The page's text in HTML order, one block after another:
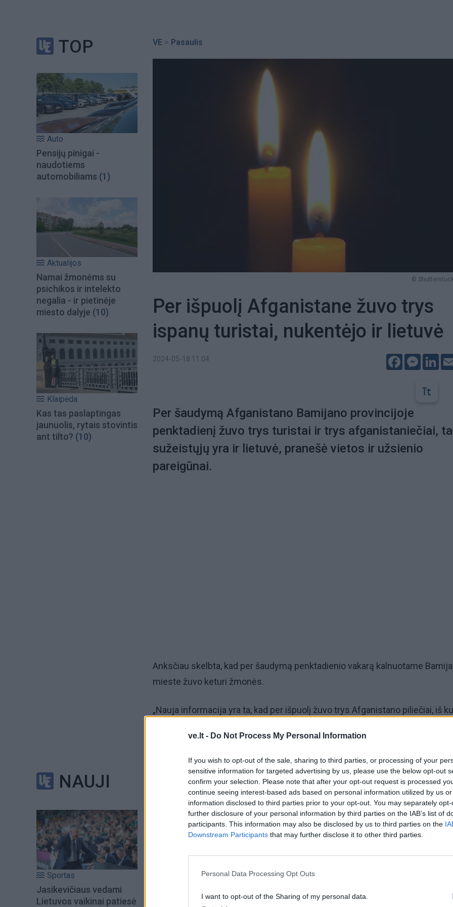
ve.lt - Do Not Process My Personal Information
If you wish to opt-out of the sale, sharing to third parties, or processing of your
sensitive information for targeted advertising by us, please use the below opt-out
confirm your selection. Please note that after your opt-out request is processed
continue seeing interest-based ads based on personal information utilized by us
information disclosed to third parties prior to your opt-out. You may separately
further disclosure of your personal information by third parties on the IAB’s list of
participants. This information may also be disclosed by us to third parties on the
Downstream Participants that may further disclose it to other third parties.
Personal Data Processing Opt Outs
I want to opt-out of the Sharing of my personal data.
TOP
Auto
Pensijų pinigai -
naudotiems
automobiliams (1)
Aktualijos
Namai žmonėms su
psichikos ir intelekto
negalia - ir pietinėje
miesto dalyje (10)
Klaipėda
Kas tas paslaptingas
jaunuolis, rytais stovintis
ant tilto? (10)
NAUJI
Sportas
Jasikevičiaus vedami
Lietuvos vaikinai patiesė
VE > Pasaulis
©
Per išpuolį Afganistane žuvo trys
ispanų turistai, nukentėjo ir lietuvė
2024-05-18 11:04 Facebook
Per šaudymą Afganistano Bamijano provincijoje
penktadienį žuvo trys turistai ir trys afganistaniečiai,
sužeistųjų yra ir lietuvė, pranešė vietos ir užsienio
pareigūnai.
Anksčiau skelbta, kad per šaudymą penktadienio vakarą kalnuotame
mieste žuvo keturi žmonės.
„Nauja informacija yra ta, kad per išpuolį žuvo trys Afganistano piliečiai, iš
agentūrai AFP sakė Vidaus reikalų ministerijos atstovas spaudai Abdulas
Mateenas Qani (Abdulas Matinas Kanis).
Jis pridūrė, kad visi žuvusieji ir sužeistieji buvo perkelti į sostinę Kabulą.
Penktadienio vakarą grupė žmonių buvo apšaudyta, kai ėjo per turgų
esančiame centrinėje Afganistano dalyje, maždaug už 180 km nuo Kabulo.